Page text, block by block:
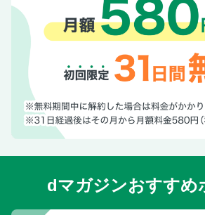
dマガジンおすすめ